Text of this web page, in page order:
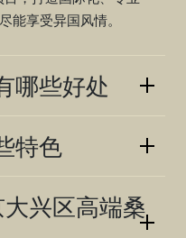
能享受异国风情。
哪些好处
特色
兴区高端桑